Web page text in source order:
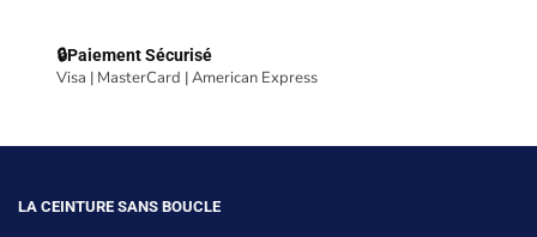
🔒Paiement Sécurisé
Visa | MasterCard | American Express
LA CEINTURE SANS BOUCLE